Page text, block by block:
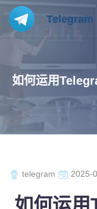
Telegram
如何运用
telegram 2025-